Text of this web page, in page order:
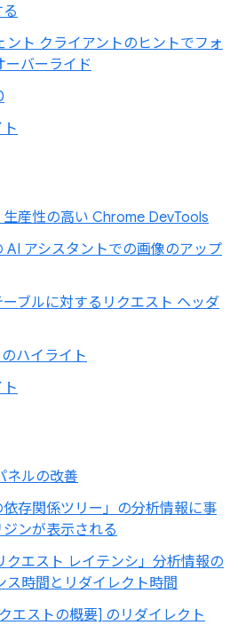
ント クライアントのヒントでフォ
ーバーライド
産性の高い Chrome DevTools
AI アシスタントでの画像のアップ
ブルに対するリクエスト ヘッダ
ハイライト
ネルの改善
依存関係ツリー」の分析情報に事
ンが表示される
クエスト レイテンシ」分析情報の
ス時間とリダイレクト時間
エストの概要] のリダイレクト